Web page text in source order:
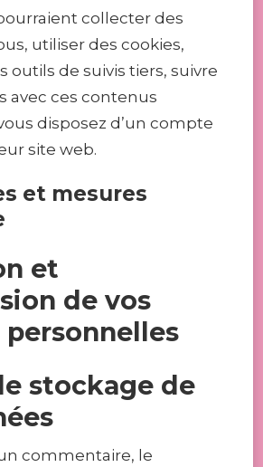
collecter des
utiliser des cookies,
outils de suivis tiers, suivre
avec ces contenus
disposez d’un compte
site web.
et mesures
et
de vos
personnelles
stockage de
commentaire, le